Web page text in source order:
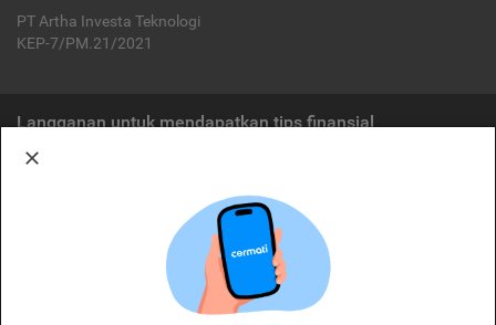
PT Artha Investa Teknologi
KEP-7/PM.21/2021
Langganan untuk mendapatkan tips finansial
Cermati merupakan penyelenggara agregasi jasa keuangan yang terdaftar di
OJK. Oleh karena itu, produk dan/atau layanan jasa keuangan yang
ditawarkan bukan merupakan produk dan/atau layanan jasa keuangan yang
diterbitkan oleh Cermati dan Cermati tidak bertanggung jawab atas tuntutan